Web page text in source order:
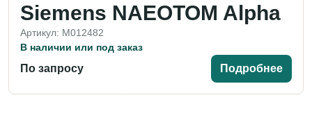
Siemens NAEOTOM Alpha
Артикул: M012482
В наличии или под заказ
По запросу Подробнее